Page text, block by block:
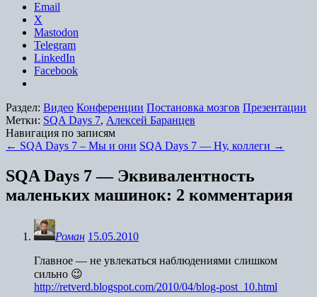
Email
X
Mastodon
Telegram
LinkedIn
Facebook
Раздел: Видео Конференции Постановка мозгов Презентации
Метки: SQA Days 7, Алексей Баранцев
Навигация по записям
← SQA Days 7 – Мы и они SQA Days 7 — Ну, коллеги →
SQA Days 7 — Эквивалентность
маленьких машинок: 2 комментария
Роман 15.05.2010
Главное — не увлекаться наблюдениями слишком
сильно 😉
http://retverd.blogspot.com/2010/04/blog-post_10.html